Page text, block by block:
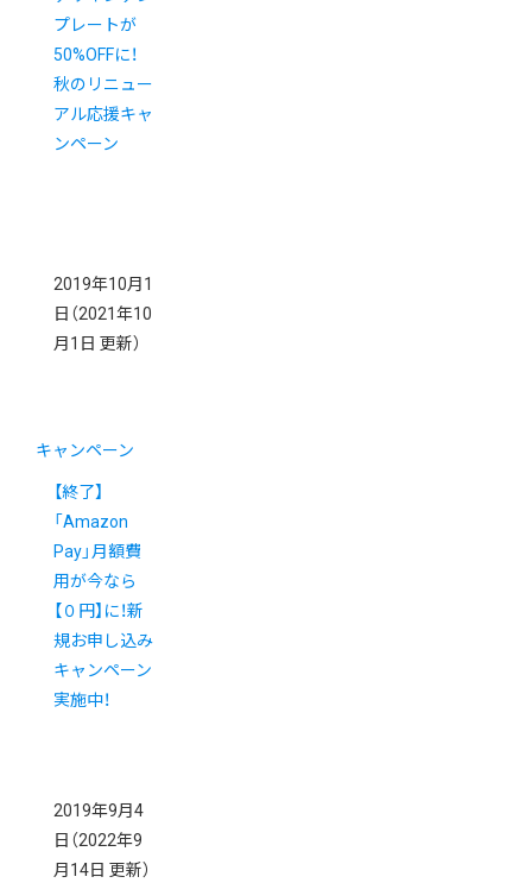
プレートが
50%OFFに！
秋のリニュー
アル応援キャ
ンペーン
2019年10月1
日 （2021年10
月1日 更新）
キャンペーン
【終了】
「Amazon
Pay」月額費
用が今なら
【０円】に！新
規お申し込み
キャンペーン
実施中！
2019年9月4
日 （2022年9
月14日 更新）